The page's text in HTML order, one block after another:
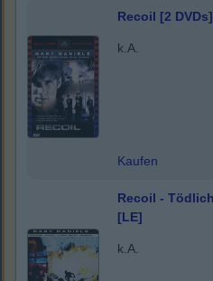
Recoil [2 DVDs]
k.A.
Kaufen
Recoil -
[LE]
k.A.